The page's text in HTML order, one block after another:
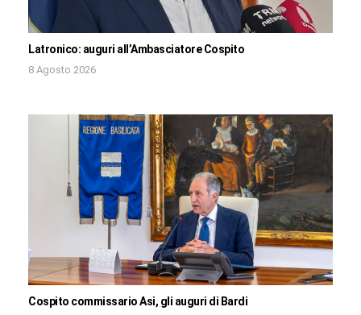
Latronico: auguri all’Ambasciatore Cospito
8 Agosto 2026
Cospito commissario Asi, gli auguri di Bardi